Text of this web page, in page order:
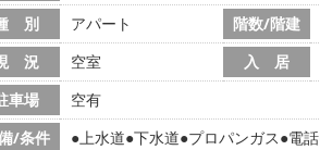
別
アパート 階数/階建
況
空室 入 居
車場
空有
/条件
上水道 下水道 プロパンガス 電話